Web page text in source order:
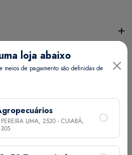
referência no mercado de
com seus clientes e
de sucesso.
loja abaixo
meios de pagamento são definidas de
LIMA, 2520 - CUIABÁ,